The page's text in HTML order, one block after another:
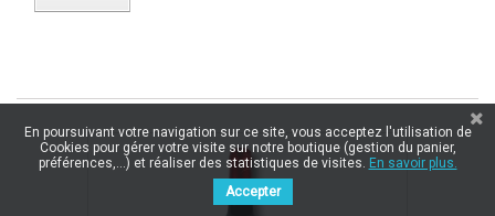
En poursuivant votre navigation sur ce site, vous acceptez l'utilisation de
Cookies pour gérer votre visite sur notre boutique (gestion du panier,
préférences,...) et réaliser des statistiques de visites. En savoir plus.
Accepter